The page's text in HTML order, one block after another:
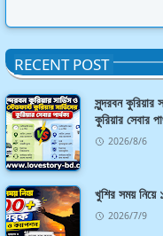
RECENT POST
সুন্দরবন কুরিয়ার
কুরিয়ার সেবার
2026/8/6
খুশির সময়
2026/7/9